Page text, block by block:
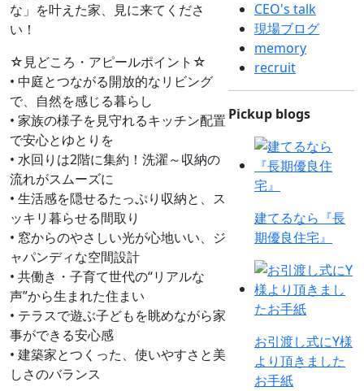
な」を叶えた家、見に来てくださ
い！
☆見どころ・アピールポイント☆
• 中庭とつながる開放的なリビング
で、自然を感じる暮らし
• 家族の様子を見守れるキッチン配置
で安心とゆとりを
• 水回りは2階に集約！洗濯～収納の
流れがスムーズに
• 生活感を隠せるたっぷり収納と、ス
ッキリ暮らせる間取り
• 窓からのやさしい光が心地いい、ジ
ャパンディな空間設計
• 共働き・子育て世代の“リアルな
声”から生まれた住まい
• テラスで遊ぶ子どもを眺めながら家
事ができる安心感
• 建築家とつくった、使いやすさと美
しさのバランス
CEO's talk
現場ブログ
memory
recruit
Pickup blogs
建てるなら『長
期優良住宅』
お引渡し式にY様
より頂きました
お手紙